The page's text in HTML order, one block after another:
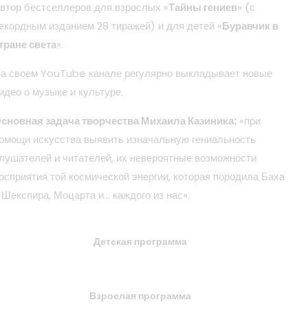
бестселлеров для взрослых «Тайны гениев» (с
изданием 28 тиражей) и для детей «Буравчик в
света».
своем YouTube канале регулярно выкладывает новые
о музыке и культуре.
задача творчества Михаила Казиника: «при
искусства выявить изначальную гениальность
и читателей, их невероятные возможности
той космической энергии, которая породила Баха
Моцарта и… каждого из нас».
Детская программа
Взрослая программа